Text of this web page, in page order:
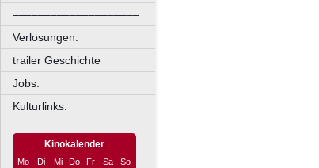
––––––––––––––––––––
Verlosungen.
trailer Geschichte
Jobs.
Kulturlinks.
Kinokalender
Mo Di Mi Do Fr Sa
So